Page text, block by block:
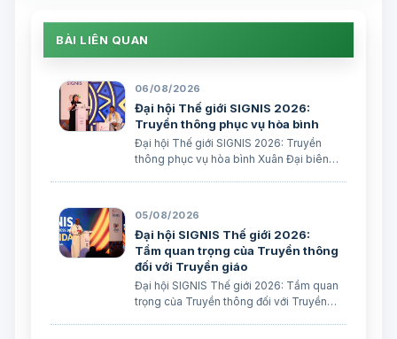
BÀI LIÊN QUAN
06/08/2026
Đại hội Thế giới SIGNIS 2026:
Truyền thông phục vụ hòa bình
Đại hội Thế giới SIGNIS 2026: Truyền
thông phục vụ hòa bình Xuân Đại biên
05/08/2026
Đại hội SIGNIS Thế giới 2026:
Tầm quan trọng của Truyền thông
đối với Truyền giáo
Đại hội SIGNIS Thế giới 2026: Tầm quan
trọng của Truyền thông đối với Truyền